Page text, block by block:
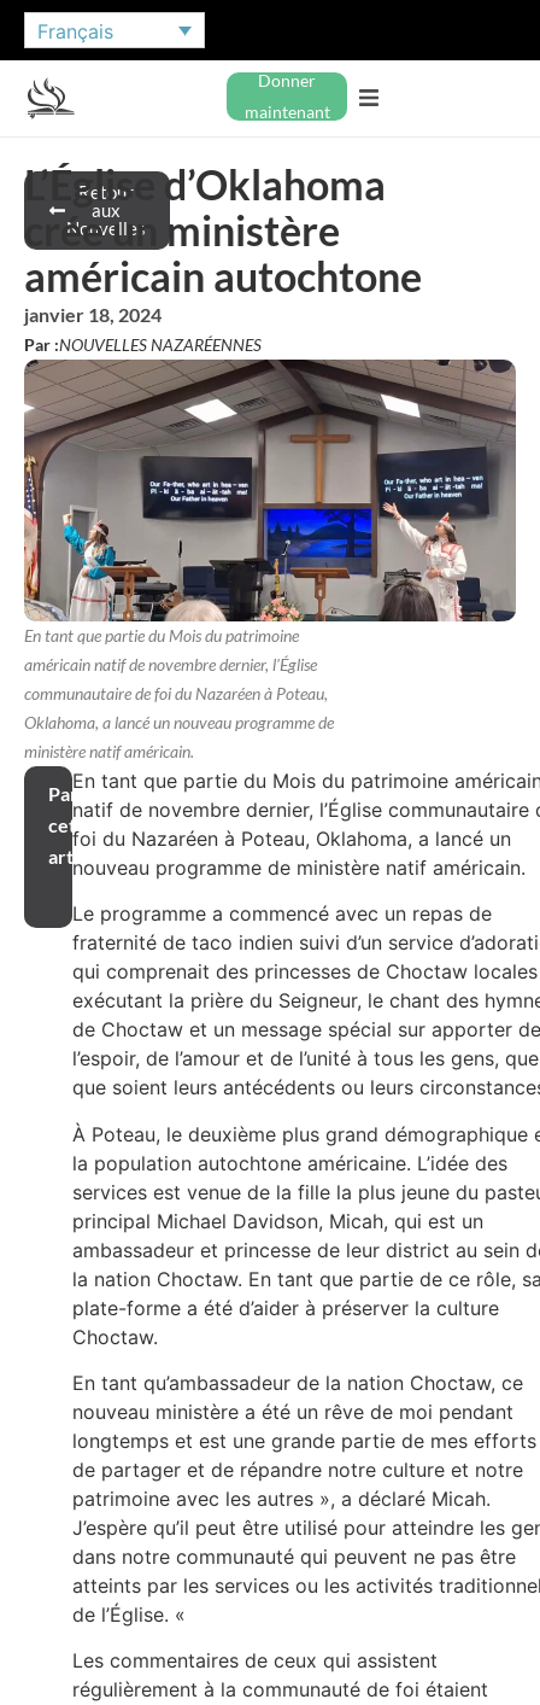
Français
Donner
maintenant
Retour
aux
Nouvelles
L’Église d’Oklahoma
crée un ministère
américain autochtone
janvier 18, 2024
Par :NOUVELLES NAZARÉENNES
En tant que partie du Mois du patrimoine
américain natif de novembre dernier, l'Église
communautaire de foi du Nazaréen à Poteau,
Oklahoma, a lancé un nouveau programme de
ministère natif américain.
Partager
cet
article
En tant que partie du Mois du patrimoine
natif de novembre dernier, l’Église communautaire
foi du Nazaréen à Poteau, Oklahoma, a lancé un
nouveau programme de ministère natif américain.
Le programme a commencé avec un repas de
fraternité de taco indien suivi d’un service
qui comprenait des princesses de Choctaw locales
exécutant la prière du Seigneur, le chant des
de Choctaw et un message spécial sur apporter de
l’espoir, de l’amour et de l’unité à tous les gens,
que soient leurs antécédents ou leurs
À Poteau, le deuxième plus grand démographique
la population autochtone américaine. L’idée des
services est venue de la fille la plus jeune du
principal Michael Davidson, Micah, qui est un
ambassadeur et princesse de leur district au sein
la nation Choctaw. En tant que partie de ce rôle,
plate-forme a été d’aider à préserver la culture
Choctaw.
En tant qu’ambassadeur de la nation Choctaw, ce
nouveau ministère a été un rêve de moi pendant
longtemps et est une grande partie de mes efforts
de partager et de répandre notre culture et notre
patrimoine avec les autres », a déclaré Micah.
J’espère qu’il peut être utilisé pour atteindre les
dans notre communauté qui peuvent ne pas être
atteints par les services ou les activités
de l’Église. «
Les commentaires de ceux qui assistent
régulièrement à la communauté de foi étaient